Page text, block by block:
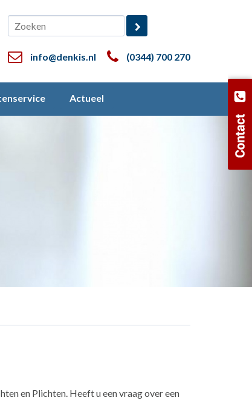
info@denkis.nl (0344) 700 270
Actueel
en Plichten. Heeft u een vraag over een